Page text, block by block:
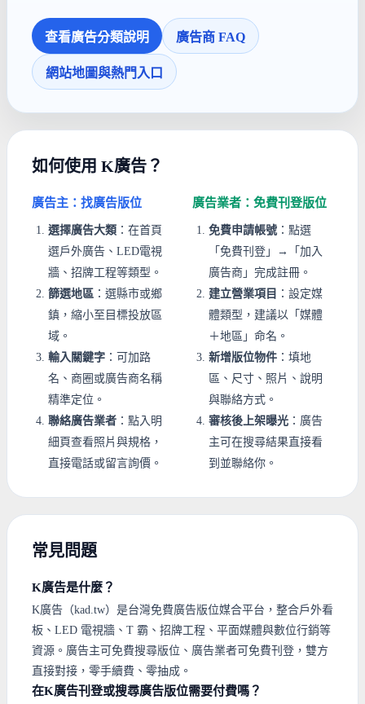
查看廣告分類說明 廣告商 FAQ
網站地圖與熱門入口
如何使用 K廣告？
廣告主：找廣告版位
選擇廣告大類 ：在首頁
選戶外廣告、LED電視
牆、招牌工程等類型。
篩選地區 ：選縣市或鄉
鎮，縮小至目標投放區
域。
輸入關鍵字 ：可加路
名、商圈或廣告商名稱
精準定位。
聯絡廣告業者 ：點入明
細頁查看照片與規格，
直接電話或留言詢價。
廣告業者：免費刊登版位
免費申請帳號 ：點選
「免費刊登」→「加入
廣告商」完成註冊。
建立營業項目 ：設定媒
體類型，建議以「媒體
＋地區」命名。
新增版位物件 ：填地
區、尺寸、照片、說明
與聯絡方式。
審核後上架曝光 ：廣告
主可在搜尋結果直接看
到並聯絡你。
常見問題
K廣告是什麼？
K廣告（kad.tw）是台灣免費廣告版位媒合平台，整合戶外看
板、LED 電視牆、T 霸、招牌工程、平面媒體與數位行銷等
資源。廣告主可免費搜尋版位、廣告業者可免費刊登，雙方
直接對接，零手續費、零抽成。
在K廣告刊登或搜尋廣告版位需要付費嗎？